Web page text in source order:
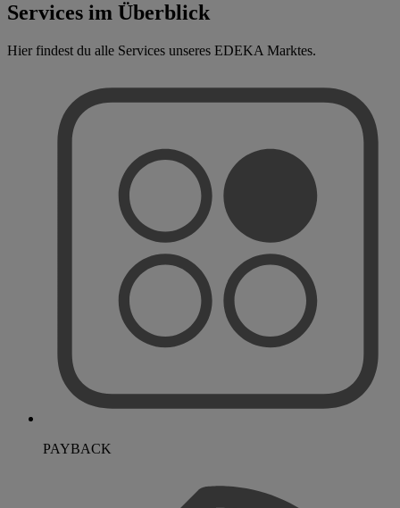
Services im Überblick
Hier findest du alle Services unseres EDEKA Marktes.
PAYBACK